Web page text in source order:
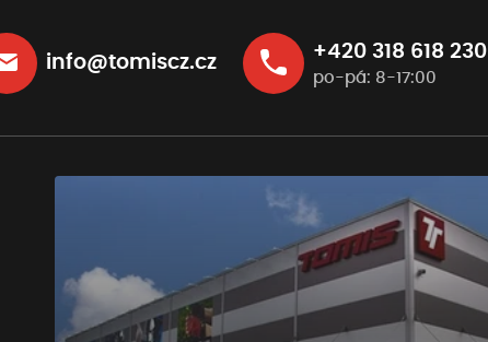
info@tomiscz.cz
+420 318 618 230
po-pá: 8-17:00